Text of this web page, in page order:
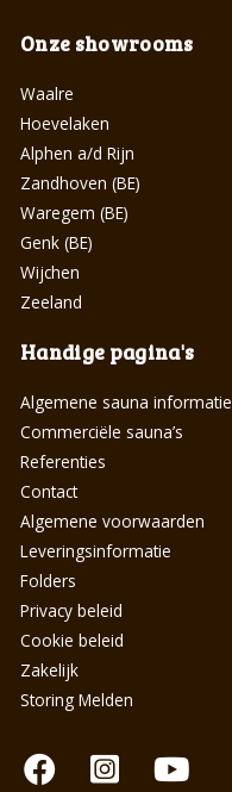
Onze showrooms
Waalre
Hoevelaken
Alphen a/d Rijn
Zandhoven (BE)
Waregem (BE)
Genk (BE)
Wijchen
Zeeland
Handige pagina's
Algemene sauna informatie
Commerciële sauna’s
Referenties
Contact
Algemene voorwaarden
Leveringsinformatie
Folders
Privacy beleid
Cookie beleid
Zakelijk
Storing Melden